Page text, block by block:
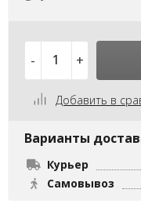
- +
Добавить в
Варианты
Курьер
Самовывоз